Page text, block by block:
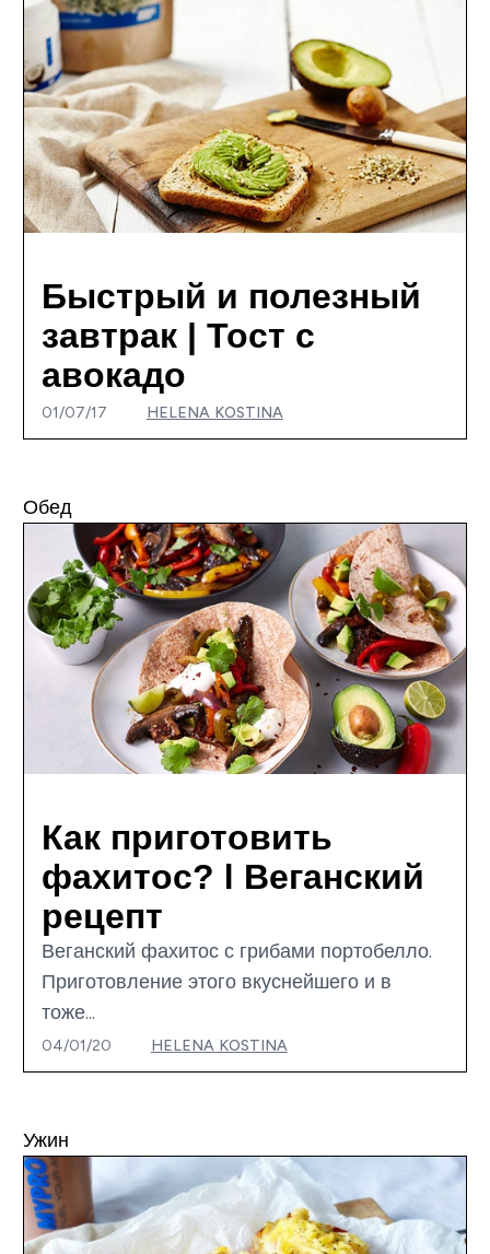
Быстрый и полезный
завтрак | Тост с
авокадо
01/07/17 HELENA KOSTINA
Обед
Как приготовить
фахитос? I Веганский
рецепт
Веганский фахитос с грибами портобелло.
Приготовление этого вкуснейшего и в
тоже...
04/01/20 HELENA KOSTINA
Ужин